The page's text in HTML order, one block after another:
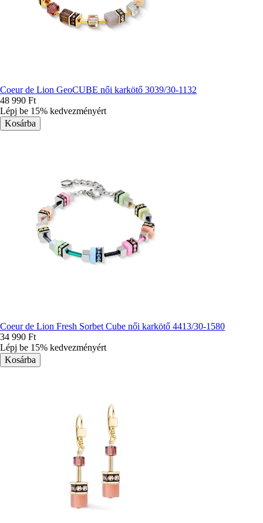
Coeur de Lion GeoCUBE női karkötő 3039/30-1132
48 990 Ft
Lépj be 15% kedvezményért
Coeur de Lion Fresh Sorbet Cube női karkötő 4413/30-1580
34 990 Ft
Lépj be 15% kedvezményért